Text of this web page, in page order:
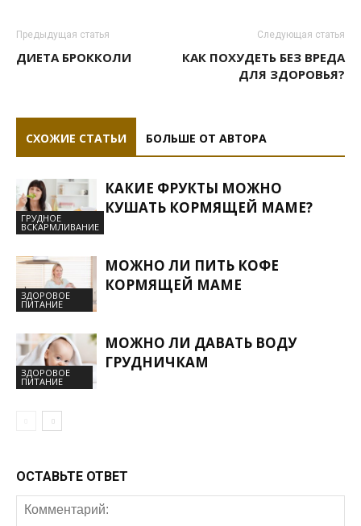
Предыдущая статья
ДИЕТА БРОККОЛИ
Следующая статья
КАК ПОХУДЕТЬ БЕЗ ВРЕДА
ДЛЯ ЗДОРОВЬЯ?
СХОЖИЕ СТАТЬИ БОЛЬШЕ ОТ АВТОРА
ГРУДНОЕ
ВСКАРМЛИВАНИЕ
КАКИЕ ФРУКТЫ МОЖНО
КУШАТЬ КОРМЯЩЕЙ МАМЕ?
ЗДОРОВОЕ
ПИТАНИЕ
МОЖНО ЛИ ПИТЬ КОФЕ
КОРМЯЩЕЙ МАМЕ
ЗДОРОВОЕ
ПИТАНИЕ
МОЖНО ЛИ ДАВАТЬ ВОДУ
ГРУДНИЧКАМ
ОСТАВЬТЕ ОТВЕТ